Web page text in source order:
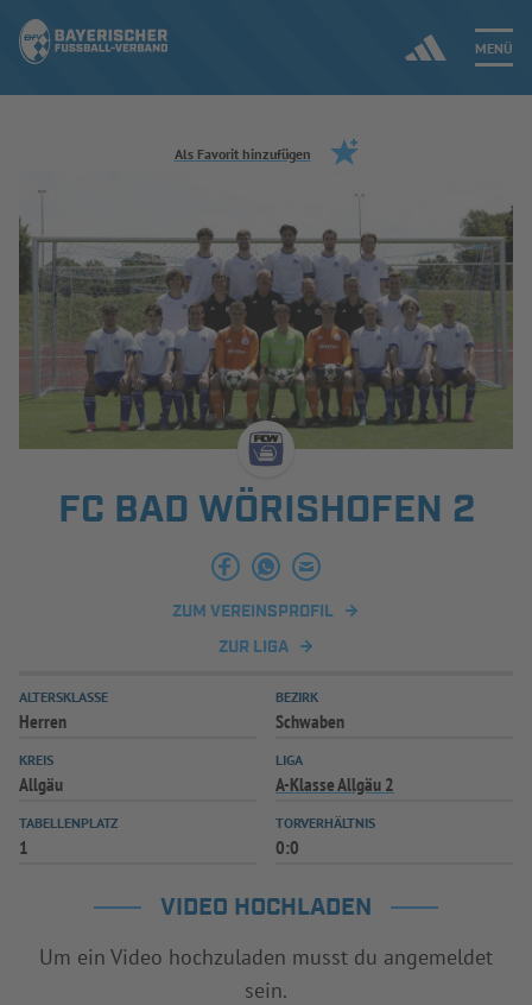
MENÜ
Jetzt einloggen
ERGEBNISSE & WETTBEWERBE
NEUIGKEITEN
SPIELBETRIEB & VERBANDSLEBEN
AUSBILDUNG & FÖRDERUNG
INFOTHEK SPIELPLUS
Als Favorit hinzufügen
FC BAD WÖRISHOFEN 2
ZUM VEREINSPROFIL
ZUR LIGA
ALTERSKLASSE
Herren
BEZIRK
Schwaben
KREIS
Allgäu
LIGA
A-Klasse Allgäu 2
TABELLENPLATZ
1
TORVERHÄLTNIS
0:0
VIDEO HOCHLADEN
Um ein Video hochzuladen musst du angemeldet
sein.